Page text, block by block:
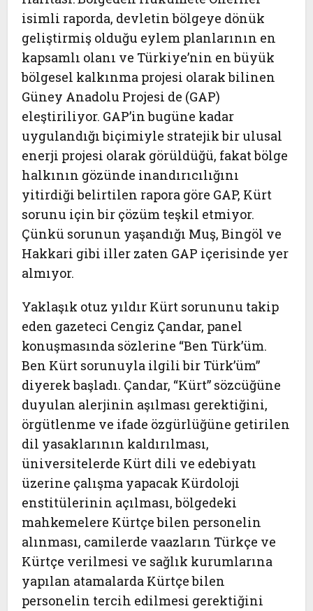
isimli raporda, devletin bölgeye dönük
geliştirmiş olduğu eylem planlarının en
kapsamlı olanı ve Türkiye’nin en büyük
bölgesel kalkınma projesi olarak bilinen
Güney Anadolu Projesi de (GAP)
eleştiriliyor. GAP’in bugüne kadar
uygulandığı biçimiyle stratejik bir ulusal
enerji projesi olarak görüldüğü, fakat bölge
halkının gözünde inandırıcılığını
yitirdiği belirtilen rapora göre GAP, Kürt
sorunu için bir çözüm teşkil etmiyor.
Çünkü sorunun yaşandığı Muş, Bingöl ve
Hakkari gibi iller zaten GAP içerisinde yer
almıyor.
Yaklaşık otuz yıldır Kürt sorununu takip
eden gazeteci Cengiz Çandar, panel
konuşmasında sözlerine “Ben Türk’üm.
Ben Kürt sorunuyla ilgili bir Türk’üm”
diyerek başladı. Çandar, “Kürt” sözcüğüne
duyulan alerjinin aşılması gerektiğini,
örgütlenme ve ifade özgürlüğüne getirilen
dil yasaklarının kaldırılması,
üniversitelerde Kürt dili ve edebiyatı
üzerine çalışma yapacak Kürdoloji
enstitülerinin açılması, bölgedeki
mahkemelere Kürtçe bilen personelin
alınması, camilerde vaazların Türkçe ve
Kürtçe verilmesi ve sağlık kurumlarına
yapılan atamalarda Kürtçe bilen
personelin tercih edilmesi gerektiğini